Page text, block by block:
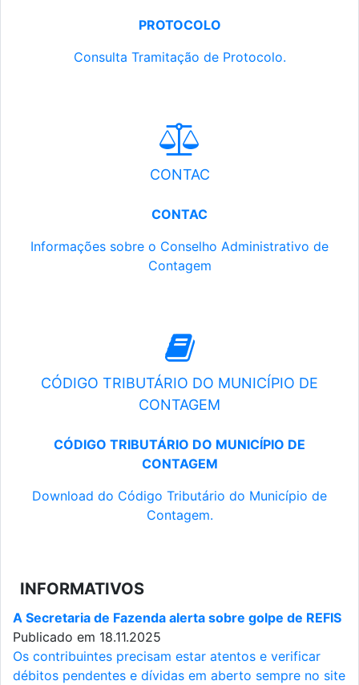
PROTOCOLO
Consulta Tramitação de Protocolo.
CONTAC
CONTAC
Informações sobre o Conselho Administrativo de
Contagem
CÓDIGO TRIBUTÁRIO DO MUNICÍPIO DE
CONTAGEM
CÓDIGO TRIBUTÁRIO DO MUNICÍPIO DE
CONTAGEM
Download do Código Tributário do Município de
Contagem.
INFORMATIVOS
A Secretaria de Fazenda alerta sobre golpe de REFIS
Publicado em 18.11.2025
Os contribuintes precisam estar atentos e verificar
débitos pendentes e dívidas em aberto sempre no site